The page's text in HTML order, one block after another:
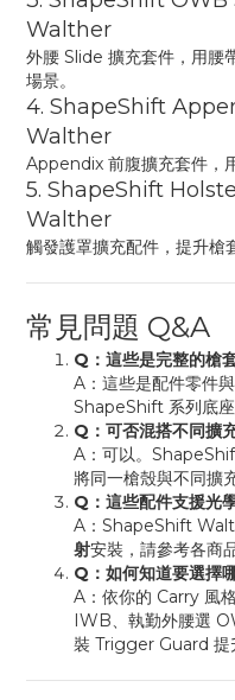
Walther
外腰 Slide 擴充套件，用腰
場景。
4. ShapeShift
Walther
Appendix 前腹擴充套件，
5. ShapeShift
Walther
觸發護罩擴充配件，提升槍
常見問題 Q&A
Q：這些是完整的槍
A：這些是配件零件
ShapeShift 系列底座
Q：可否混搭不同擴
A：可以。
將同一槍殼與不同擴
Q：這些配件支援光
A：ShapeShift
射安裝，請參考各商
Q：如何知道要選擇
A：依你的 Carry 風
IWB、執勤外腰選
裝 Trigger Guard 提